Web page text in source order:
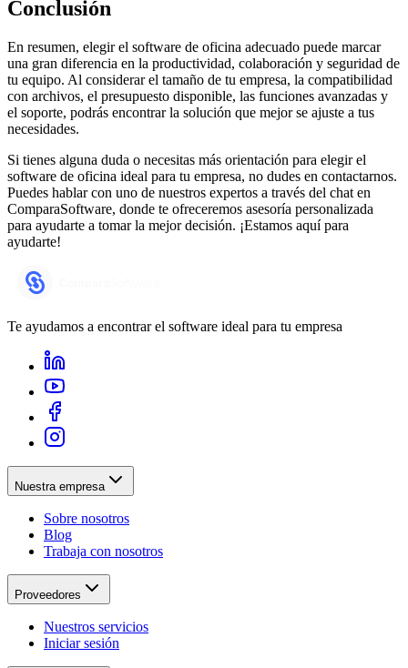
Conclusión
En resumen, elegir el software de oficina adecuado puede marcar
una gran diferencia en la productividad, colaboración y seguridad de
tu equipo. Al considerar el tamaño de tu empresa, la compatibilidad
con archivos, el presupuesto disponible, las funciones avanzadas y
el soporte, podrás encontrar la solución que mejor se ajuste a tus
necesidades.
Si tienes alguna duda o necesitas más orientación para elegir el
software de oficina ideal para tu empresa, no dudes en contactarnos.
Puedes hablar con uno de nuestros expertos a través del chat en
ComparaSoftware, donde te ofreceremos asesoría personalizada
para ayudarte a tomar la mejor decisión. ¡Estamos aquí para
ayudarte!
Te ayudamos a encontrar el software ideal para tu empresa
Nuestra empresa
Sobre nosotros
Blog
Trabaja con nosotros
Proveedores
Nuestros servicios
Iniciar sesión